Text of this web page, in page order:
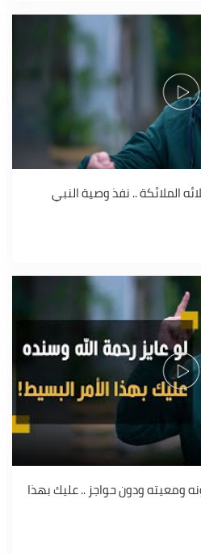
الملائكة .. نفذ وصية النبي
ومعيته ودون حواجز .. عليك بهذا